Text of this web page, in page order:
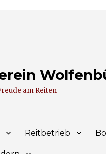
am Reiten
Reitbetrieb